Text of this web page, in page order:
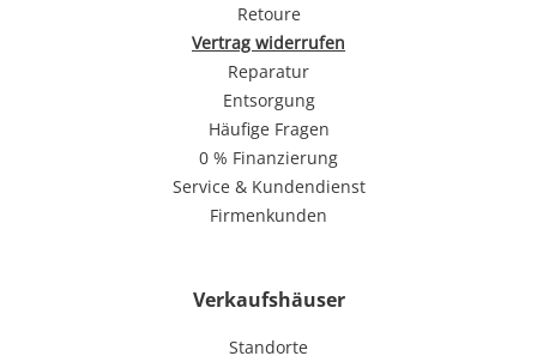
Retoure
Vertrag widerrufen
Reparatur
Entsorgung
Häufige Fragen
0 % Finanzierung
Service & Kundendienst
Firmenkunden
Verkaufshäuser
Standorte